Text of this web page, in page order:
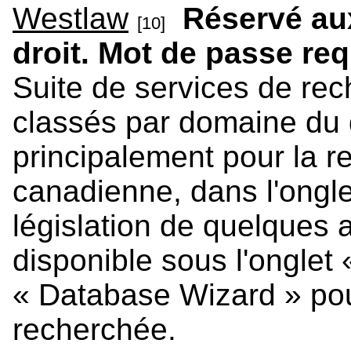
Westlaw [10]
Réservé
droit. Mot de passe
Suite de services de
classés par domaine
principalement pour la
canadienne, dans
législation de quelques
disponible sous l'onglet
« Database Wizard »
recherchée.